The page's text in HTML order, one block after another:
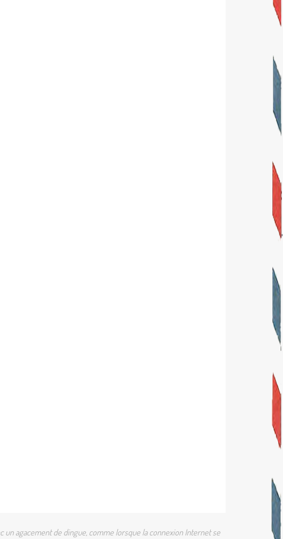
un agacement de dingue, comme lorsque la connexion Internet se